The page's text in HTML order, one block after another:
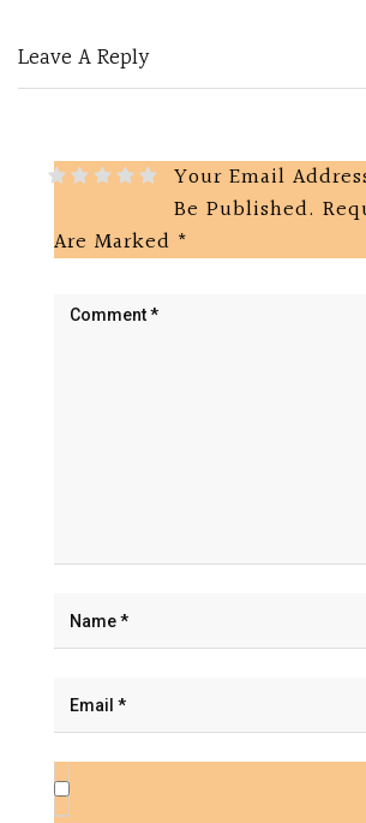
Leave A Reply
Your Email
Be Published.
Are Marked *